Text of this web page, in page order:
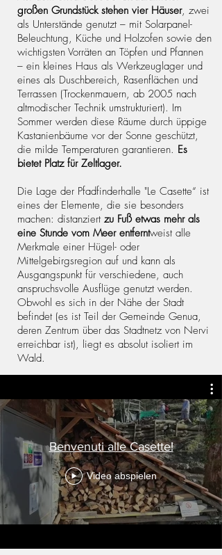
großen Grundstück stehen vier Häuser, zwei
als Unterstände genutzt – mit Solarpanel-
Beleuchtung, Küche und Holzofen sowie den
wichtigsten Vorräten an Töpfen und Pfannen
– ein kleines Haus als Werkzeuglager und
eines als Duschbereich, Rasenflächen und
Terrassen (Trockenmauern, ab 2005 nach
altmodischer Technik umstrukturiert). Im
Sommer werden diese Räume durch üppige
Kastanienbäume vor der Sonne geschützt,
die milde Temperaturen garantieren. Es
bietet Platz für Zeltlager.
Die Lage der Pfadfinderhalle "Le Casette“ ist
eines der Elemente, die sie besonders
machen: distanziert zu Fuß etwas mehr als
eine Stunde vom Meer entferntweist alle
Merkmale einer Hügel- oder
Mittelgebirgsregion auf und kann als
Ausgangspunkt für verschiedene, auch
anspruchsvolle Ausflüge genutzt werden.
Obwohl es sich in der Nähe der Stadt
befindet (es ist Teil der Gemeinde Genua,
deren Zentrum über das Stadtnetz von Nervi
erreichbar ist), liegt es absolut isoliert im
Wald.
Benvenuti alle Casette!
Video abspielen